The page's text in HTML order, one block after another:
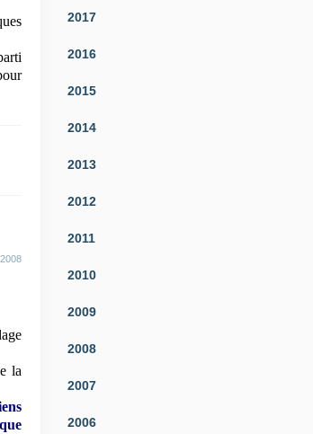
la
2017
2016
2015
2014
2013
2012
2011
2010
2009
2008
2007
2006